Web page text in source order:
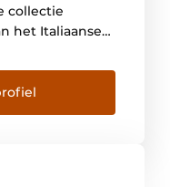
collectie
het Italiaanse
van
en
als
voelbare